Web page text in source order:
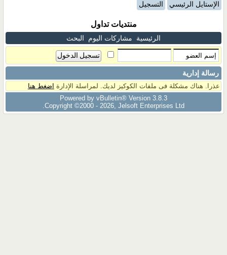
الإستايل الرئيسي التسجيل
منتديات تداول
الرئيسية مشاركات اليوم البحث
رسالة إدارية
عذرا. هناك مشكلة فى ملفات الكوكيز لديك. لمراسلة الإدارة اضغط هنا
Powered by vBulletin® Version 3.8.3
Copyright ©2000 - 2026, Jelsoft Enterprises Ltd.